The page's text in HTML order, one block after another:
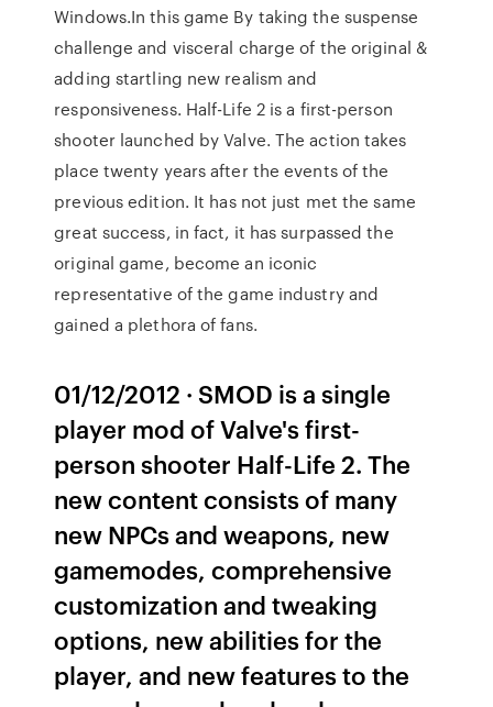
Windows.In this game By taking the suspense
challenge and visceral charge of the original &
adding startling new realism and
responsiveness. Half-Life 2 is a first-person
shooter launched by Valve. The action takes
place twenty years after the events of the
previous edition. It has not just met the same
great success, in fact, it has surpassed the
original game, become an iconic
representative of the game industry and
gained a plethora of fans.
01/12/2012 · SMOD is a single
player mod of Valve's first-
person shooter Half-Life 2. The
new content consists of many
new NPCs and weapons, new
gamemodes, comprehensive
customization and tweaking
options, new abilities for the
player, and new features to the